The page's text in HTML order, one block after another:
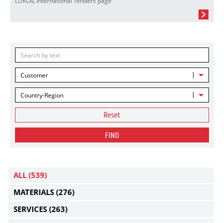
Customer
Country-Region
Reset
FIND
ALL (539)
MATERIALS (276)
SERVICES (263)